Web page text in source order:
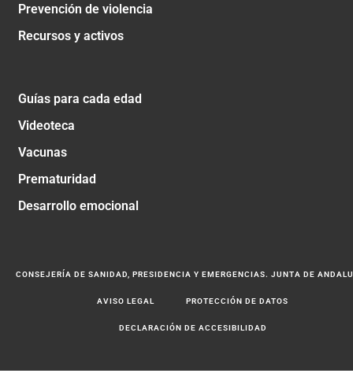
Prevención de violencia
Recursos y activos
Guías para cada edad
Videoteca
Vacunas
Prematuridad
Desarrollo emocional
CONSEJERÍA DE SANIDAD, PRESIDENCIA Y EMERGENCIAS. JUNTA DE
AVISO LEGAL PROTECCIÓN DE DATOS
DECLARACIÓN DE ACCESIBILIDAD